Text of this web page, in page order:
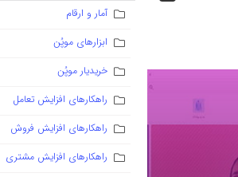
آمار و ارقام
ابزارهای موپُن
خریدیار موپُن
راهکارهای افزایش تعامل
راهکارهای افزایش فروش
راهکارهای افزایش مشتری